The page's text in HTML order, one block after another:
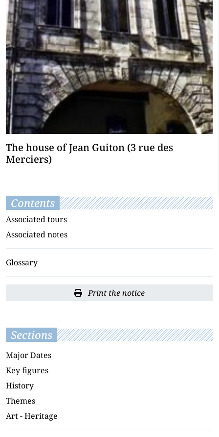
The house of Jean Guiton (3 rue des
Merciers)
Contents
Associated tours
Associated notes
Glossary
Print the notice
Sections
Major Dates
Key figures
History
Themes
Art - Heritage